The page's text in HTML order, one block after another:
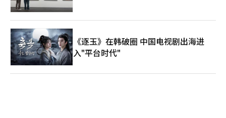
《逐玉》在韩破圈 中国电视剧出海进
入"平台时代"